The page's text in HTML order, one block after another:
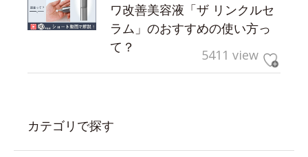
ワ改善美容液「ザ リンクルセ
ラム」のおすすめの使い方っ
て？
5411 view
カテゴリで探す